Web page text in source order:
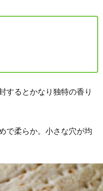
するとかなり独特の香り
で柔らか。小さな穴が均